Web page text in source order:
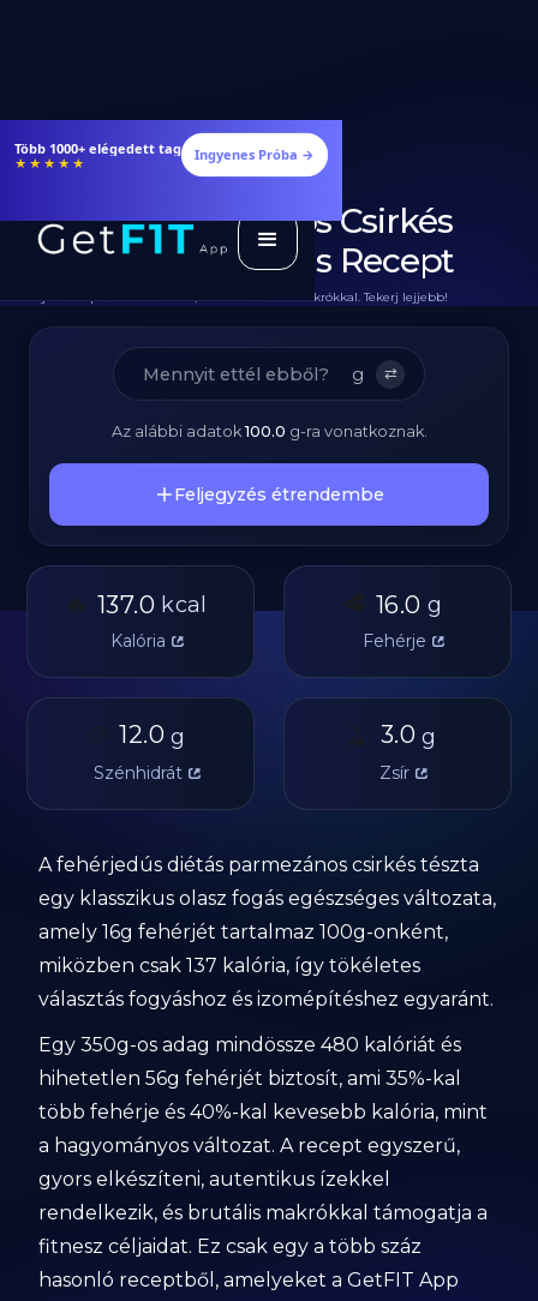
Étrendek, receptek és edzéstervek
★★★★★ Ingyenes Próba →
Diétás Parmezános Csirkés
Tészta - Fehérjedús Recept
Teljes Recept Hozzávalókkal, Elkészítéssel és Makrókkal. Tekerj lejjebb!
g ⇄
Az alábbi adatok100.0 g-ra vonatkoznak.
Feljegyzés étrendembe
🔥 137.0 kcal
Kalória
🥩 16.0 g
Fehérje
🥔 12.0 g
Szénhidrát
🫒 3.0 g
Zsír
A fehérjedús diétás parmezános csirkés tészta
egy klasszikus olasz fogás egészséges változata,
amely 16g fehérjét tartalmaz 100g-onként,
miközben csak 137 kalória, így tökéletes
választás fogyáshoz és izomépítéshez egyaránt.
Egy 350g-os adag mindössze 480 kalóriát és
hihetetlen 56g fehérjét biztosít, ami 35%-kal
több fehérje és 40%-kal kevesebb kalória, mint
a hagyományos változat. A recept egyszerű,
gyors elkészíteni, autentikus ízekkel
rendelkezik, és brutális makrókkal támogatja a
fitnesz céljaidat. Ez csak egy a több száz
hasonló receptből, amelyeket a GetFIT App